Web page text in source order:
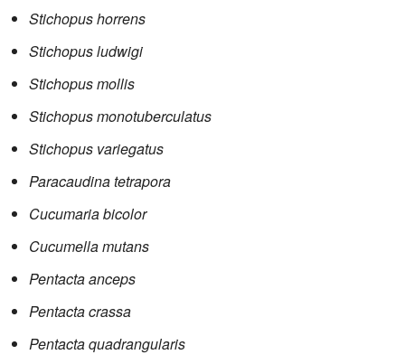
Stichopus horrens
Stichopus ludwigi
Stichopus mollis
Stichopus monotuberculatus
Stichopus variegatus
Paracaudina tetrapora
Cucumaria bicolor
Cucumella mutans
Pentacta anceps
Pentacta crassa
Pentacta quadrangularis